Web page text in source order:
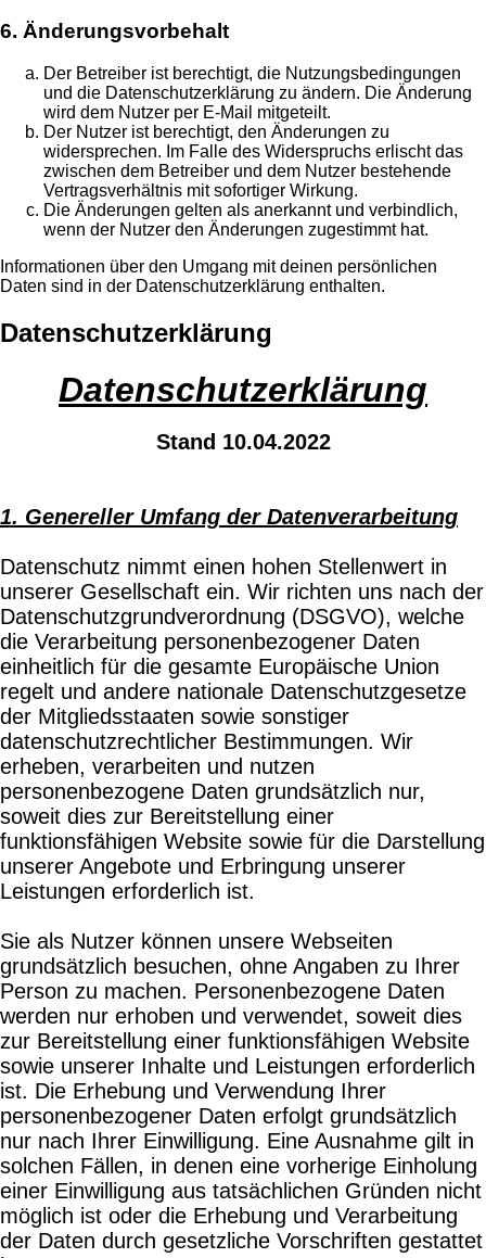
6. Änderungsvorbehalt
Der Betreiber ist berechtigt, die Nutzungsbedingungen
und die Datenschutzerklärung zu ändern. Die Änderung
wird dem Nutzer per E-Mail mitgeteilt.
Der Nutzer ist berechtigt, den Änderungen zu
widersprechen. Im Falle des Widerspruchs erlischt das
zwischen dem Betreiber und dem Nutzer bestehende
Vertragsverhältnis mit sofortiger Wirkung.
Die Änderungen gelten als anerkannt und verbindlich,
wenn der Nutzer den Änderungen zugestimmt hat.
Informationen über den Umgang mit deinen persönlichen
Daten sind in der Datenschutzerklärung enthalten.
Datenschutzerklärung
Datenschutzerklärung
Stand 10.04.2022
1. Genereller Umfang der Datenverarbeitung
Datenschutz nimmt einen hohen Stellenwert in
unserer Gesellschaft ein. Wir richten uns nach der
Datenschutzgrundverordnung (DSGVO), welche
die Verarbeitung personenbezogener Daten
einheitlich für die gesamte Europäische Union
regelt und andere nationale Datenschutzgesetze
der Mitgliedsstaaten sowie sonstiger
datenschutzrechtlicher Bestimmungen. Wir
erheben, verarbeiten und nutzen
personenbezogene Daten grundsätzlich nur,
soweit dies zur Bereitstellung einer
funktionsfähigen Website sowie für die Darstellung
unserer Angebote und Erbringung unserer
Leistungen erforderlich ist.
Sie als Nutzer können unsere Webseiten
grundsätzlich besuchen, ohne Angaben zu Ihrer
Person zu machen. Personenbezogene Daten
werden nur erhoben und verwendet, soweit dies
zur Bereitstellung einer funktionsfähigen Website
sowie unserer Inhalte und Leistungen erforderlich
ist. Die Erhebung und Verwendung Ihrer
personenbezogener Daten erfolgt grundsätzlich
nur nach Ihrer Einwilligung. Eine Ausnahme gilt in
solchen Fällen, in denen eine vorherige Einholung
einer Einwilligung aus tatsächlichen Gründen nicht
möglich ist oder die Erhebung und Verarbeitung
der Daten durch gesetzliche Vorschriften gestattet